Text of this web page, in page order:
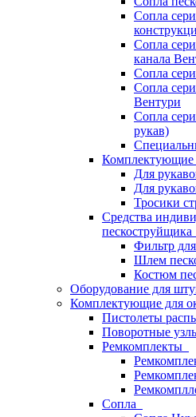
Сопла
Сопла
канала
Сопла
Сопла
Вентури
Сопла
рукав)
Комплектующие
Для
Для
Тросики
Средства
пескоструйщика
Фильтр
Шлем
Костюм
Оборудование для
Комплектующие для
Пистолеты
Поворотные
Ремкомплекты
Сопла